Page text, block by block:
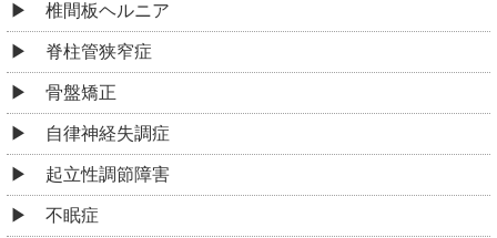
椎間板ヘルニア
脊柱管狭窄症
骨盤矯正
自律神経失調症
起立性調節障害
不眠症